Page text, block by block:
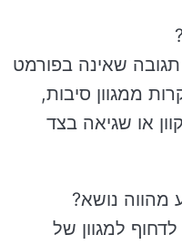
שאינה בפורמט
ממגוון סיבות,
או שגיאה בצד
נושא?
למגוון של